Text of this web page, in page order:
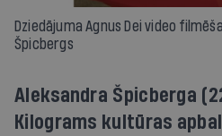
Dziedājuma Agnus Dei video
Špicbergs
Aleksandra Špicberga
Kilograms kultūras